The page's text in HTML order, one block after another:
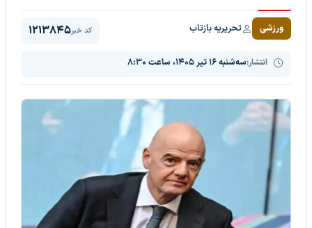
ورزشی تحریریه بازتاب
انتشار:سه‌شنبه ۱۶ تیر ۱۴۰۵، ساعت ۸:۳۰
کد خبر1213845